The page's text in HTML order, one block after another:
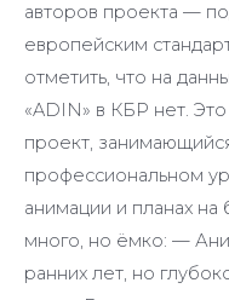
авторов проекта —
европейским
отметить, что на
«ADIN» в КБР нет.
проект,
профессиональном
анимации и планах
много, но ёмко: —
ранних лет, но